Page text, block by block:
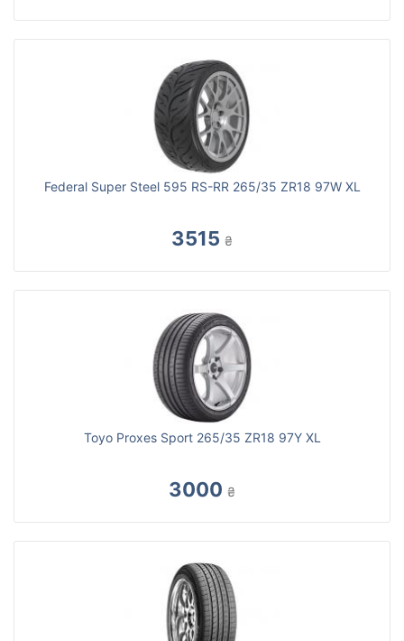
Federal Super Steel 595 RS-RR 265/35 ZR18 97W XL
3515 ₴
Toyo Proxes Sport 265/35 ZR18 97Y XL
3000 ₴